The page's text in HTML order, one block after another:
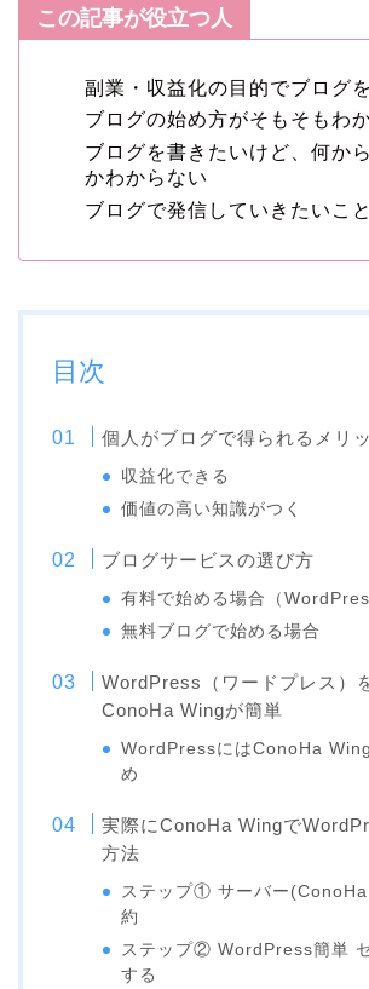
この記事が役立つ人
副業・収益化の目的でブログ
ブログの始め方がそもそもわ
ブログを書きたいけど、何か
かわからない
ブログで発信していきたいこ
目次
個人がブログで得られるメリ
収益化できる
価値の高い知識がつく
ブログサービスの選び方
有料で始める場合（
無料ブログで始める場合
WordPress（ワードプレス）
ConoHa Wingが簡単
WordPressにはConoHa
め
実際にConoHa Wingで
方法
ステップ① サーバー
約
ステップ② WordPress簡単
する